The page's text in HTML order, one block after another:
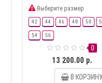
Выберите размер
42 44 46 48 50
54 56
0
13 200.00 р.
В